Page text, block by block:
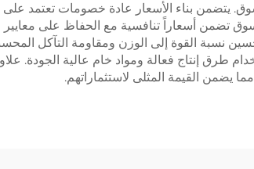
يتضمن بناء الأسعار عادة خصومات تعتمد
تضمن أسعاراً تنافسية مع الحفاظ على معايير
نسبة القوة إلى الوزن ومقاومة التآكل
طرق إنتاج فعالة ومواد خام عالية الجودة.
يضمن القيمة المثلى لاستثماراتهم.